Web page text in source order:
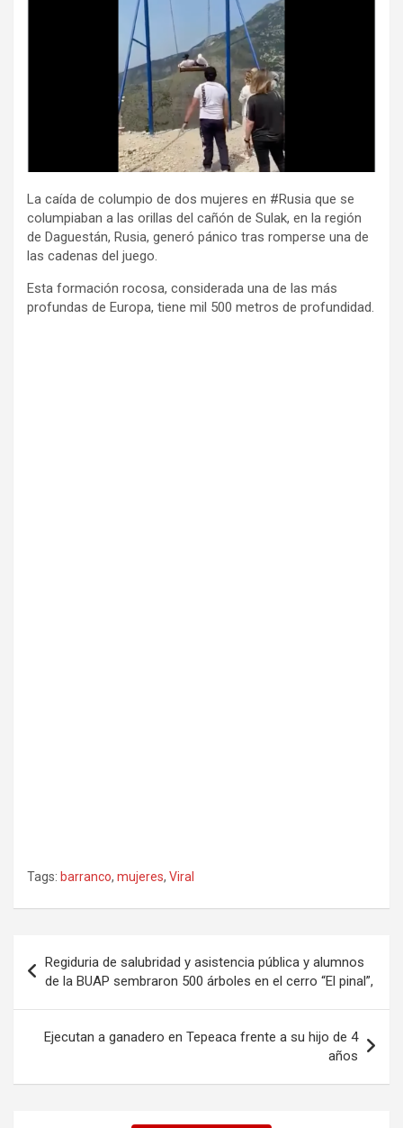
s
A
p
p
n
g
er
Li
n
k
La caída de columpio de dos mujeres en #Rusia que se
columpiaban a las orillas del cañón de Sulak, en la región
de Daguestán, Rusia, generó pánico tras romperse una de
las cadenas del juego.
Esta formación rocosa, considerada una de las más
profundas de Europa, tiene mil 500 metros de profundidad.
Tags: barranco, mujeres, Viral
de
entradas
Regiduria de salubridad y asistencia pública y alumnos
de la BUAP sembraron 500 árboles en el cerro “El pinal”,
Ejecutan a ganadero en Tepeaca frente a su hijo de 4
años